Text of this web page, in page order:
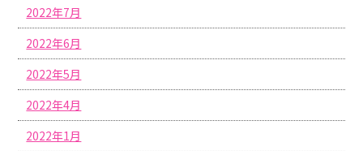
2022年7月
2022年6月
2022年5月
2022年4月
2022年1月